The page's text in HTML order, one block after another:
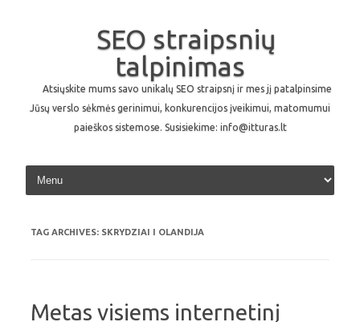
SEO straipsnių
talpinimas
Atsiųskite mums savo unikalų SEO straipsnį ir mes jį patalpinsime
Jūsų verslo sėkmės gerinimui, konkurencijos įveikimui, matomumui
paieškos sistemose. Susisiekime: info@itturas.lt
Skip to content
TAG ARCHIVES: SKRYDZIAI I OLANDIJA
Metas visiems internetinį